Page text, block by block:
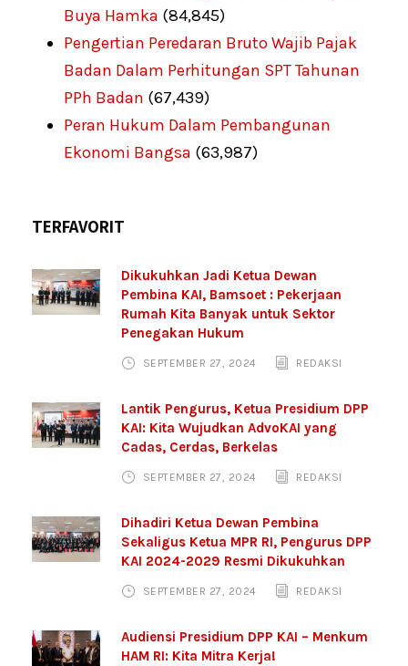
Buya Hamka (84,845)
Pengertian Peredaran Bruto Wajib Pajak
Badan Dalam Perhitungan SPT Tahunan
PPh Badan (67,439)
Peran Hukum Dalam Pembangunan
Ekonomi Bangsa (63,987)
TERFAVORIT
Dikukuhkan Jadi Ketua Dewan
Pembina KAI, Bamsoet : Pekerjaan
Rumah Kita Banyak untuk Sektor
Penegakan Hukum
SEPTEMBER 27, 2024 REDAKSI
Lantik Pengurus, Ketua Presidium DPP
KAI: Kita Wujudkan AdvoKAI yang
Cadas, Cerdas, Berkelas
SEPTEMBER 27, 2024 REDAKSI
Dihadiri Ketua Dewan Pembina
Sekaligus Ketua MPR RI, Pengurus DPP
KAI 2024-2029 Resmi Dikukuhkan
SEPTEMBER 27, 2024 REDAKSI
Audiensi Presidium DPP KAI – Menkum
HAM RI: Kita Mitra Kerja!